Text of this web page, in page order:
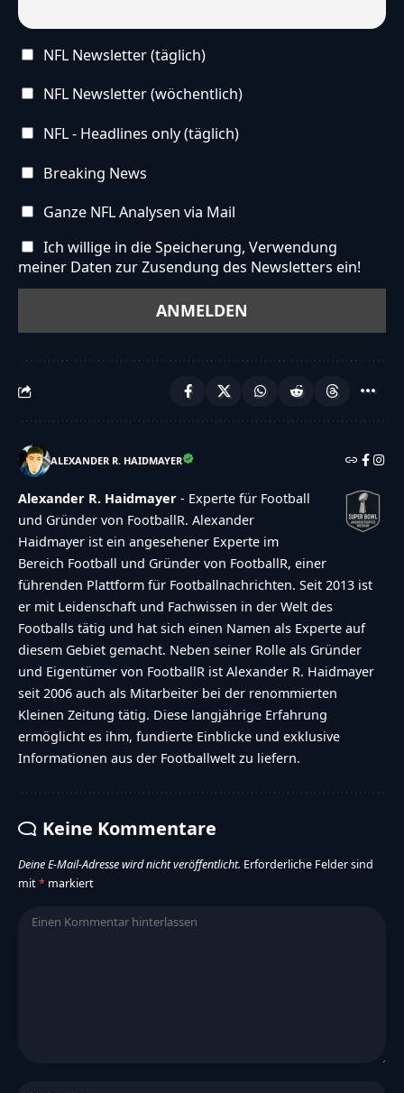
NFL Newsletter (täglich)
NFL Newsletter (wöchentlich)
NFL - Headlines only (täglich)
Breaking News
Ganze NFL Analysen via Mail
Ich willige in die Speicherung, Verwendung
meiner Daten zur Zusendung des Newsletters ein!
ALEXANDER R. HAIDMAYER
Alexander R. Haidmayer - Experte für Football
und Gründer von FootballR. Alexander
Haidmayer ist ein angesehener Experte im
Bereich Football und Gründer von FootballR, einer
führenden Plattform für Footballnachrichten. Seit 2013 ist
er mit Leidenschaft und Fachwissen in der Welt des
Footballs tätig und hat sich einen Namen als Experte auf
diesem Gebiet gemacht. Neben seiner Rolle als Gründer
und Eigentümer von FootballR ist Alexander R. Haidmayer
seit 2006 auch als Mitarbeiter bei der renommierten
Kleinen Zeitung tätig. Diese langjährige Erfahrung
ermöglicht es ihm, fundierte Einblicke und exklusive
Informationen aus der Footballwelt zu liefern.
Keine Kommentare
Deine E-Mail-Adresse wird nicht veröffentlicht. Erforderliche Felder sind
mit* markiert